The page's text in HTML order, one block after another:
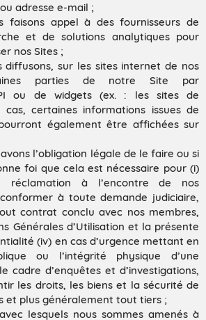
adresse e-mail ;
faisons appel à des fournisseurs de
et de solutions analytiques pour
nos Sites ;
diffusons, sur les sites internet de nos
parties de notre Site par
ou de widgets (ex. : les sites de
cas, certaines informations issues de
également être affichées sur
l’obligation légale de le faire ou si
foi que cela est nécessaire pour (i)
réclamation à l’encontre de nos
à toute demande judiciaire,
contrat conclu avec nos membres,
Générales d’Utilisation et la présente
(iv) en cas d’urgence mettant en
ou l’intégrité physique d’une
cadre d’enquêtes et d’investigations,
les droits, les biens et la sécurité de
et plus généralement tout tiers ;
lesquels nous sommes amenés à